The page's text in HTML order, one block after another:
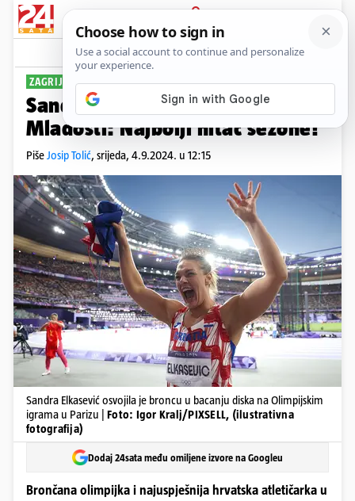
PRIJAVA
Sport Komentari
ZAGRIJAVANJE ZA HANŽEK
Sandra uništila konkurenciju na
Mladosti: Najbolji hitac sezone!
PišeJosip Tolić, srijeda, 4.9.2024. u 12:15
Sandra Elkasević osvojila je broncu u bacanju diska na Olimpijskim
igrama u Parizu | Foto: Igor Kralj/PIXSELL, (ilustrativna
fotografija)
Dodaj 24sata među omiljene izvore na Googleu
Brončana olimpijka i najuspješnija hrvatska atletičarka u